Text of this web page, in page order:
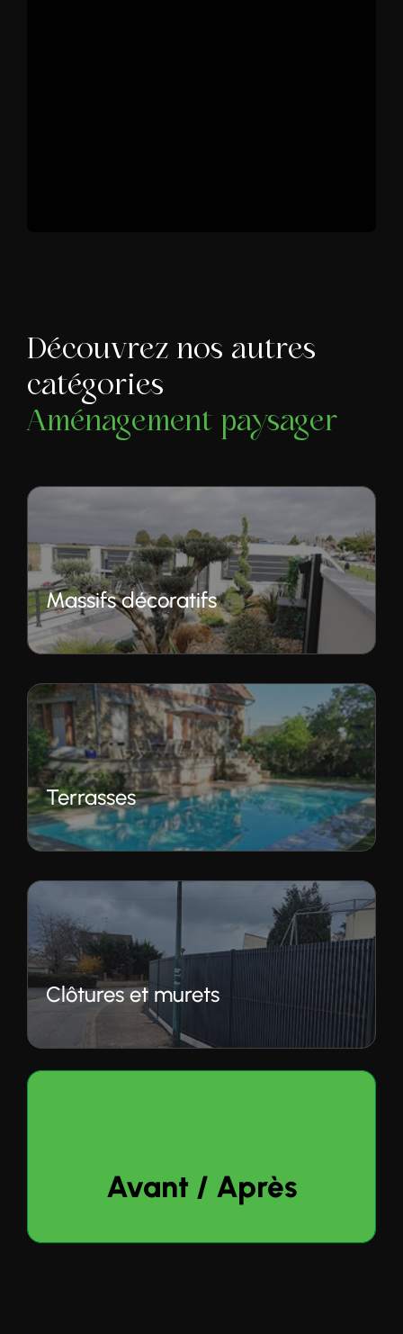
Découvrez nos autres
catégories
Aménagement paysager
Massifs décoratifs
Terrasses
Clôtures et murets
Avant / Après